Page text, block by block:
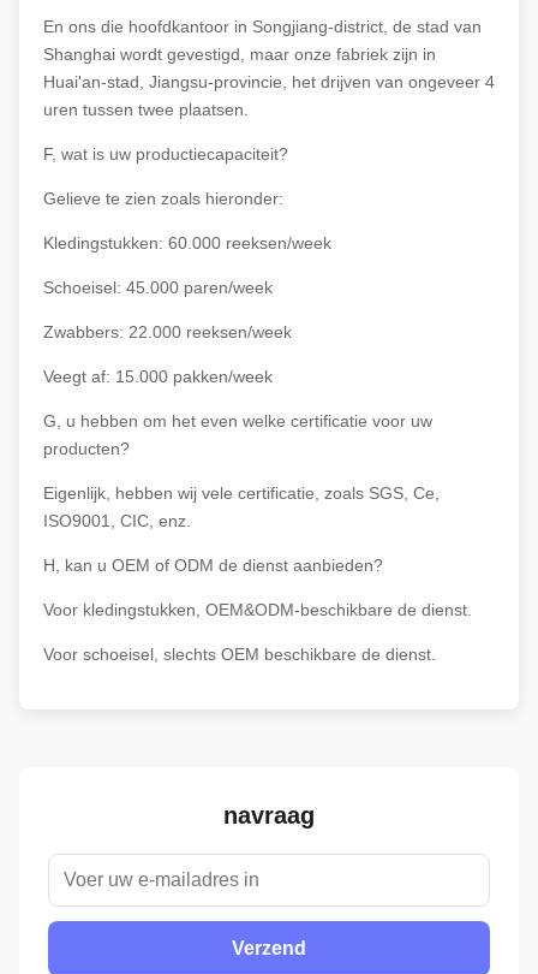
En ons die hoofdkantoor in Songjiang-district, de stad van
Shanghai wordt gevestigd, maar onze fabriek zijn in
Huai'an-stad, Jiangsu-provincie, het drijven van ongeveer 4
uren tussen twee plaatsen.
F, wat is uw productiecapaciteit?
Gelieve te zien zoals hieronder:
Kledingstukken: 60.000 reeksen/week
Schoeisel: 45.000 paren/week
Zwabbers: 22.000 reeksen/week
Veegt af: 15.000 pakken/week
G, u hebben om het even welke certificatie voor uw
producten?
Eigenlijk, hebben wij vele certificatie, zoals SGS, Ce,
ISO9001, CIC, enz.
H, kan u OEM of ODM de dienst aanbieden?
Voor kledingstukken, OEM&ODM-beschikbare de dienst.
Voor schoeisel, slechts OEM beschikbare de dienst.
navraag
Verzend